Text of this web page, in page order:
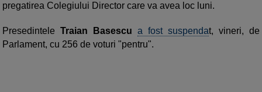
pregatirea Colegiului Director care va avea loc luni.
Presedintele Traian Basescu a fost suspendat, vineri, de
Parlament, cu 256 de voturi "pentru".